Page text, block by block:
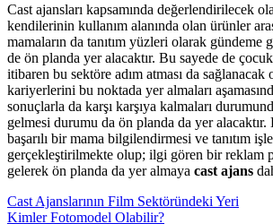
Cast ajansları kapsamında değerlendirilecek
kendilerinin kullanım alanında olan ürünler
mamaların da tanıtım yüzleri olarak gündeme
de ön planda yer alacaktır. Bu sayede de
itibaren bu sektöre adım atması da
kariyerlerini bu noktada yer almaları
sonuçlarla da karşı karşıya kalmaları
gelmesi durumu da ön planda da yer alacaktır.
başarılı bir mama bilgilendirmesi ve tanıtım
gerçekleştirilmekte olup; ilgi gören bir reklam
gelerek ön planda da yer almaya cast ajans
Cast Ajanslarının Film Sektöründeki Yeri
Kimler Fotomodel Olabilir?